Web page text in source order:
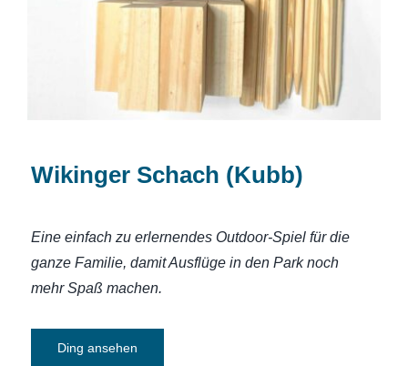
Wikinger Schach (Kubb)
Eine einfach zu erlernendes Outdoor-Spiel für die
ganze Familie, damit Ausflüge in den Park noch
mehr Spaß machen.
Ding ansehen